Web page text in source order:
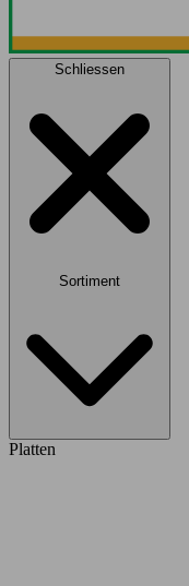
Schliessen
Sortiment
Platten